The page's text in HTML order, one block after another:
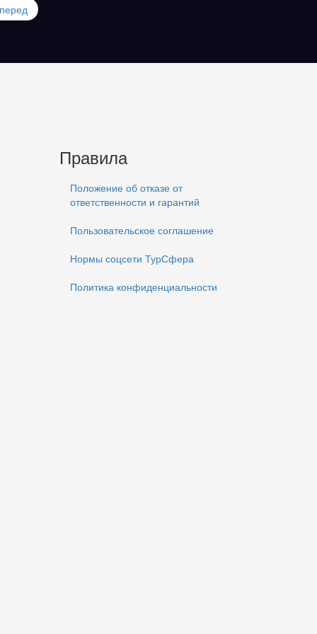
Правила
Положение об отказе от
ответственности и гарантий
Пользовательское соглашение
Нормы соцсети ТурСфера
Политика конфиденциальности